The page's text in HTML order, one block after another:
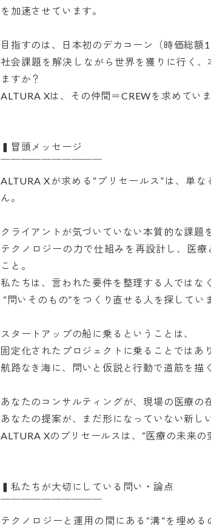
を加速させています。
目指すのは、日本初のデカコーン（時価総額1
社会課題を解決しながら世界を獲りに行く
ますか？
ALTURA Xは、その仲間＝CREWを求めていま
▍冒頭メッセージ
￣￣￣￣￣￣￣￣￣￣
ALTURA Xが求める“プリセールス”は、単
ん。
クライアントが気づいていない本質的な課題
テクノロジーの力で仕組みを再設計し、医
こと。
私たちは、言われた要件を整理する人ではなく
スタートアップの船に乗るということは、
固定化されたプロジェクトに乗ることではあ
航路なき海に、問いと仮説と行動で道筋を描
あなたのコンサルティングが、現場の医療の
あなたの提案が、まだ形になっていない新し
ALTURA Xのプリセールスは、“医療の未来の
▍私たちが大切にしている問い・論点
￣￣￣￣￣￣￣￣￣￣
テクノロジーと運用の間にある“溝”を埋め